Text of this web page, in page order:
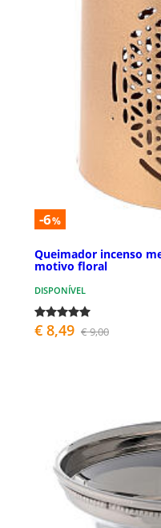
-6%
Queimador incenso
motivo floral
DISPONÍVEL
€ 8,49 € 9,00